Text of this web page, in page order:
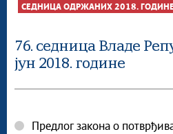
СЕДНИЦА ОДРЖАНИХ 2018.
76. седница Владе
јун 2018. године
Предлог закона о